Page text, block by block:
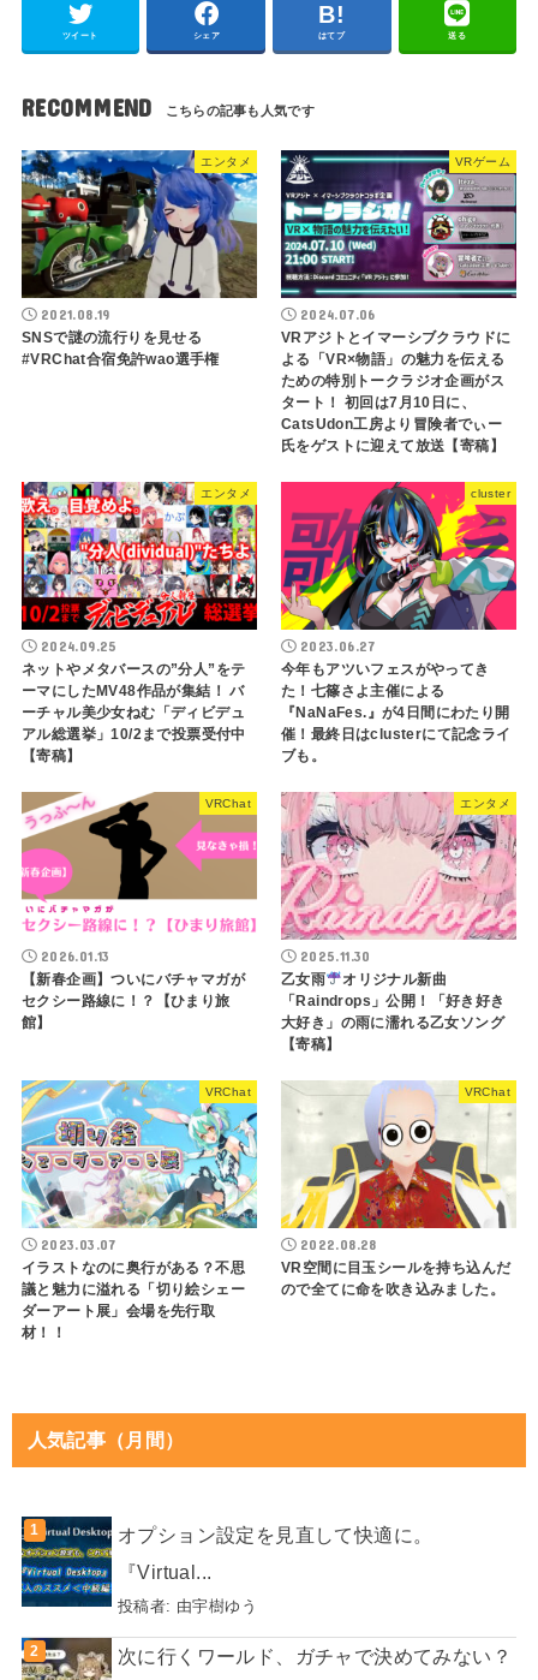
ツイート シェア はてブ 送る
RECOMMEND
エンタメ
2021.08.19
SNSで謎の流行りを見せる
#VRChat合宿免許wao選手権
VRゲーム
2024.07.06
VRアジトとイマーシブクラウドに
よる「VR×物語」の魅力を伝える
ための特別トークラジオ企画がス
タート！ 初回は7月10日に、
CatsUdon工房より冒険者でぃー
氏をゲストに迎えて放送【寄稿】
エンタメ
2024.09.25
ネットやメタバースの”分人”をテ
ーマにしたMV48作品が集結！ バ
ーチャル美少女ねむ「ディビデュ
アル総選挙」10/2まで投票受付中
【寄稿】
cluster
2023.06.27
今年もアツいフェスがやってき
た！七篠さよ主催による
『NaNaFes.』が4日間にわたり開
催！最終日はclusterにて記念ライ
ブも。
VRChat
2026.01.13
【新春企画】ついにバチャマガが
セクシー路線に！？【ひまり旅
館】
エンタメ
2025.11.30
乙女雨
オリジナル新曲
「Raindrops」公開！「好き好き
大好き」の雨に濡れる乙女ソング
【寄稿】
VRChat
2023.03.07
イラストなのに奥行がある？不思
議と魅力に溢れる「切り絵シェー
ダーアート展」会場を先行取
材！！
VRChat
2022.08.28
VR空間に目玉シールを持ち込んだ
ので全てに命を吹き込みました。
人気記事（月間）
オプション設定を見直して快適に。
『Virtual...
投稿者: 由宇樹ゆう
次に行くワールド、ガチャで決めてみない？